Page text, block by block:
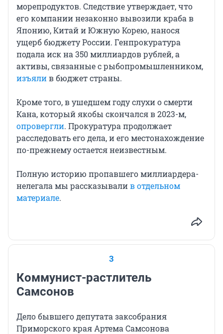
морепродуктов. Следствие утверждает, что
его компании незаконно вывозили краба в
Японию, Китай и Южную Корею, нанося
ущерб бюджету России. Генпрокуратура
подала иск на 350 миллиардов рублей, а
активы, связанные с рыбопромышленником,
изъялив бюджет страны.
Кроме того, в ушедшем году слухи о смерти
Кана, который якобы скончался в 2023-м,
опровергли. Прокуратура продолжает
расследовать его дела, и его местонахождение
по-прежнему остается неизвестным.
Полную историю пропавшего миллиардера-
нелегала мы рассказывалив отдельном
материале.
3
Коммунист-растлитель
Самсонов
Дело бывшего депутата заксобрания
Приморского края Артема Самсонова